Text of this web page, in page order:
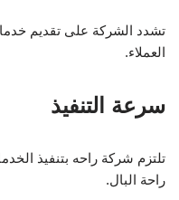
تشدد الشركة على تقديم
العملاء.
سرعة التنفيذ
تلتزم شركة راحه بتنفيذ
راحة البال.